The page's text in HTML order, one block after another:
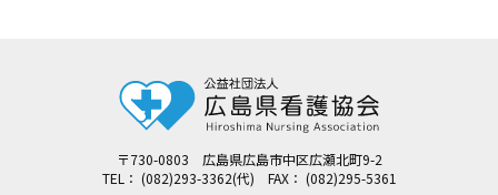
〒730-0803 広島県広島市中区広瀬北町9-2
TEL： (082)293-3362(代) FAX： (082)295-5361